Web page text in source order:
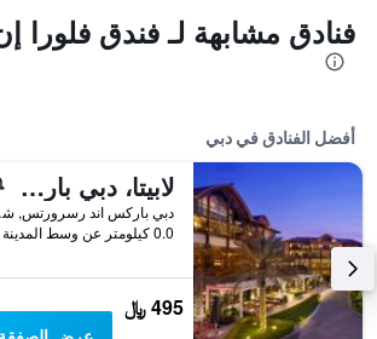
فنادق مشابهة لـ فندق فلورا
أفضل الفنادق في دبي
لابيتا، دبي باركس آند ريزورتس، أوتوغراف كوليكشن
دبي
0.0 كيلومتر عن وسط المدينة
495 ﷼